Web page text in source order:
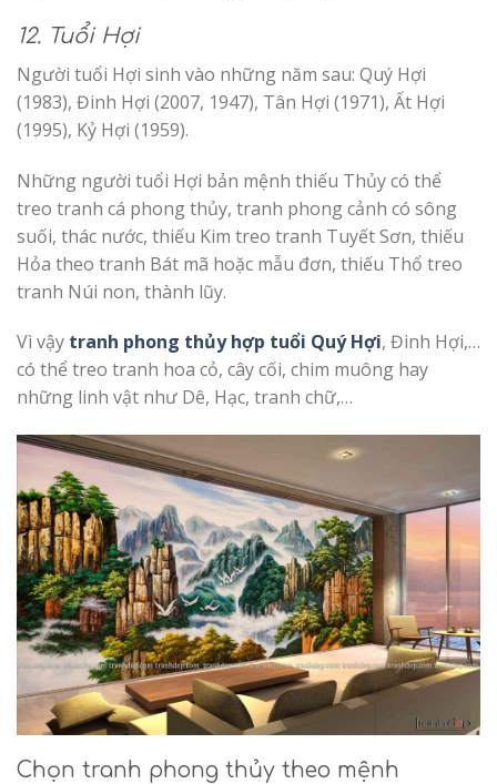
12. Tuổi Hợi
Người tuổi Hợi sinh vào những năm sau: Quý Hợi
(1983), Đinh Hợi (2007, 1947), Tân Hợi (1971), Ất Hợi
(1995), Kỷ Hợi (1959).
Những người tuổi Hợi bản mệnh thiếu Thủy có thể
treo tranh cá phong thủy, tranh phong cảnh có sông
suối, thác nước, thiếu Kim treo tranh Tuyết Sơn, thiếu
Hỏa theo tranh Bát mã hoặc mẫu đơn, thiếu Thổ treo
tranh Núi non, thành lũy.
Vì vậy tranh phong thủy hợp tuổi Quý Hợi, Đinh Hợi,…
có thể treo tranh hoa cỏ, cây cối, chim muông hay
những linh vật như Dê, Hạc, tranh chữ,…
Chọn tranh phong thủy theo mệnh